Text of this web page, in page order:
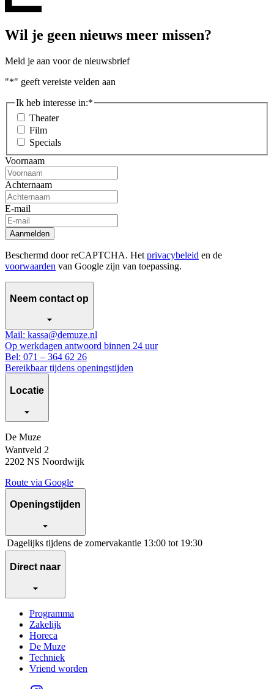
Wil je geen nieuws meer missen?
Meld je aan voor de nieuwsbrief
"*" geeft vereiste velden aan
Ik heb interesse in:*
Theater
Film
Specials
Voornaam
Achternaam
E-mail
Aanmelden
Beschermd door reCAPTCHA. Het privacybeleid en de
voorwaarden van Google zijn van toepassing.
Neem contact op
Mail: kassa@demuze.nl
Op werkdagen antwoord binnen 24 uur
Bel: 071 – 364 62 26
Bereikbaar tijdens openingstijden
Locatie
De Muze
Wantveld 2
2202 NS Noordwijk
Route via Google
Openingstijden
Dagelijks tijdens de zomervakantie 13:00 tot 19:30
Direct naar
Programma
Zakelijk
Horeca
De Muze
Techniek
Vriend worden